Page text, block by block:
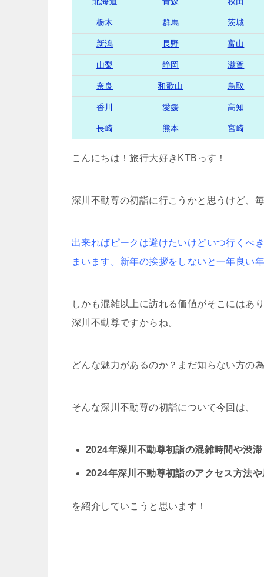
栃木 群馬 茨城
新潟 長野 富山
山梨 静岡 滋賀
奈良 和歌山 鳥取
香川 愛媛 高知
長崎 熊本 宮崎
こんにちは！旅行大好きKTBっす！
深川不動尊の初詣に行こうかと思うけど、
出来ればピークは避けたいけどいつ行くべ
まいます。新年の挨拶をしないと一年良い
しかも混雑以上に訪れる価値がそこにはあ
深川不動尊ですからね。
どんな魅力があるのか？まだ知らない方の
そんな深川不動尊の初詣について今回は、
2024年深川不動尊初詣の混雑時間や渋
2024年深川不動尊初詣のアクセス方法や
を紹介していこうと思います！